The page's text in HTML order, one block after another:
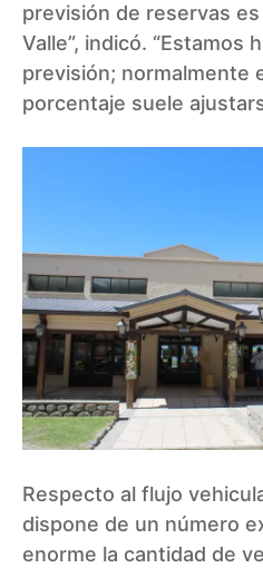
previsión de reservas
Valle”, indicó. “Estamos
previsión; normalmente
porcentaje suele
Respecto al flujo
dispone de un número
enorme la cantidad de